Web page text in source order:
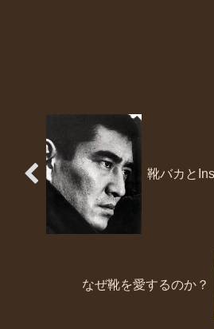
靴バカと
なぜ靴を愛するのか？